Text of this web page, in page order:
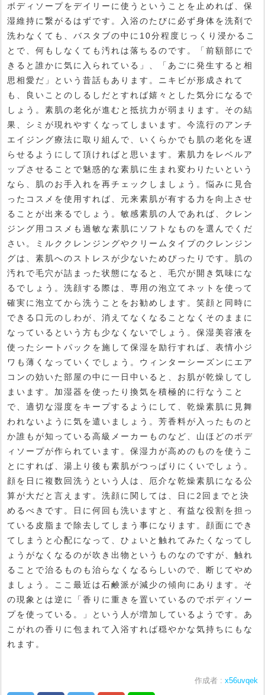
ボディソープをデイリーに使うということを止めれば、保
湿維持に繋がるはずです。入浴のたびに必ず身体を洗剤で
洗わなくても、バスタブの中に10分程度じっくり浸かるこ
とで、何もしなくても汚れは落ちるのです。「前額部にで
きると誰かに気に入られている」、「あごに発生すると相
思相愛だ」という昔話もあります。ニキビが形成されて
も、良いことのしるしだとすれば嬉々とした気分になるで
しょう。素肌の老化が進むと抵抗力が弱まります。その結
果、シミが現れやすくなってしまいます。今流行のアンチ
エイジング療法に取り組んで、いくらかでも肌の老化を遅
らせるようにして頂ければと思います。素肌力をレベルア
ップさせることで魅惑的な素肌に生まれ変わりたいという
なら、肌のお手入れを再チェックしましょう。悩みに見合
ったコスメを使用すれば、元来素肌が有する力を向上させ
ることが出来るでしょう。敏感素肌の人であれば、クレン
ジング用コスメも過敏な素肌にソフトなものを選んでくだ
さい。ミルククレンジングやクリームタイプのクレンジン
グは、素肌へのストレスが少ないためぴったりです。肌の
汚れで毛穴が詰まった状態になると、毛穴が開き気味にな
るでしょう。洗顔する際は、専用の泡立てネットを使って
確実に泡立てから洗うことをお勧めします。笑顔と同時に
できる口元のしわが、消えてなくなることなくそのままに
なっているという方も少なくないでしょう。保湿美容液を
使ったシートパックを施して保湿を励行すれば、表情小ジ
ワも薄くなっていくでしょう。ウィンターシーズンにエア
コンの効いた部屋の中に一日中いると、お肌が乾燥してし
まいます。加湿器を使ったり換気を積極的に行なうこと
で、適切な湿度をキープするようにして、乾燥素肌に見舞
われないように気を遣いましょう。芳香料が入ったものと
か誰もが知っている高級メーカーものなど、山ほどのボデ
ィソープが作られています。保湿力が高めのものを使うこ
とにすれば、湯上り後も素肌がつっぱりにくいでしょう。
顔を日に複数回洗うという人は、厄介な乾燥素肌になる公
算が大だと言えます。洗顔に関しては、日に2回までと決
めるべきです。日に何回も洗いますと、有益な役割を担っ
ている皮脂まで除去してしまう事になります。顔面にでき
てしまうと心配になって、ひょいと触れてみたくなってし
ょうがなくなるのが吹き出物というものなのですが、触れ
ることで治るものも治らなくなるらしいので、断じてやめ
ましょう。ここ最近は石鹸派が減少の傾向にあります。そ
の現象とは逆に「香りに重きを置いているのでボディソー
プを使っている。」という人が増加しているようです。あ
こがれの香りに包まれて入浴すれば穏やかな気持ちにもな
れます。
作成者 : x56uvqek